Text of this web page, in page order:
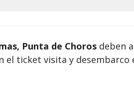
Punta de Choros deben
ticket visita y desembarco